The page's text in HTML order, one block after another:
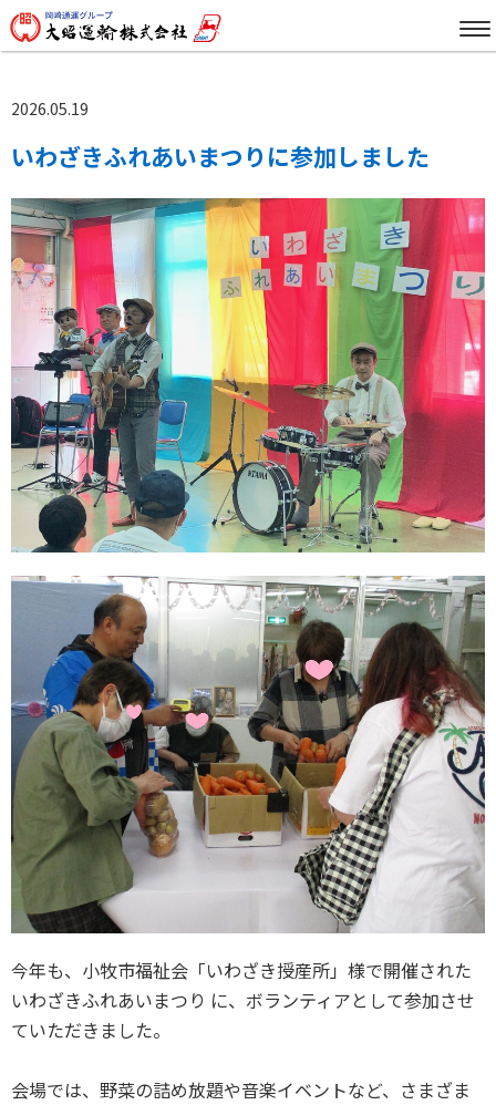
2026.05.19
いわざきふれあいまつりに参加しました
今年も、小牧市福祉会「いわざき授産所」様で開催された
いわざきふれあいまつり に、ボランティアとして参加させ
ていただきました。
会場では、野菜の詰め放題や音楽イベントなど、さまざま